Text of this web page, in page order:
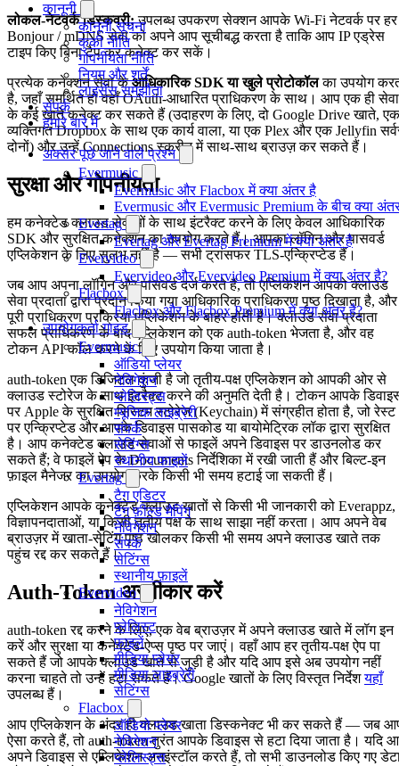
कानूनी
कानूनी सूचना
कुकी नीति
गोपनीयता नीति
नियम और शर्तें
लाइसेंस समझौता
संपर्क
हमारे बारे में
अक्सर पूछे जाने वाले प्रश्न
Evermusic
Evermusic और Flacbox में क्या अंतर है
Evermusic और Evermusic Premium के बीच क्या
Evertag
Evertag और Evertag Premium में क्या अंतर है
Evervideo
Evervideo और Evervideo Premium में क्या अंतर है?
Flacbox
Flacbox और Flacbox Premium में क्या अंतर है?
उपयोगकर्ता गाइड
Evermusic
ऑडियो प्लेयर
नेविगेशन
प्लेलिस्ट्स
म्यूजिक लाइब्रेरी
संपर्क
सेटिंग्स
स्थानीय फाइलें
Evertag
टैग एडिटर
टैग फ़ील्ड मैपिंग
नेविगेशन
संपर्क
सेटिंग्स
स्थानीय फ़ाइलें
Evervideo
नेविगेशन
प्लेलिस्ट
फाइलें
मीडिया प्लेयर
मीडिया लाइब्रेरी
सेटिंग्स
Flacbox
ऑडियो प्लेयर
नेविगेशन
प्लेलिस्ट्स
लोकल-नेटवर्क डिस्कवरी:उपलब्ध उपकरण सेक्शन आपके Wi-Fi नेटवर्क पर हर
Bonjour / mDNS सेवा को अपने आप सूचीबद्ध करता है ताकि आप IP एड्रेस
टाइप किए बिना टैप कर कनेक्ट कर सकें।
प्रत्येक कनेक्शन सेवा केआधिकारिक SDK या खुले प्रोटोकॉलका उपयोग
है, जहाँ समर्थित हो वहाँ OAuth-आधारित प्राधिकरण के साथ। आप एक ही सेवा
के कई खाते कनेक्ट कर सकते हैं (उदाहरण के लिए, दो Google Drive खाते, एक
व्यक्तिगत Dropbox के साथ एक कार्य वाला, या एक Plex और एक Jellyfin
दोनों) और उन्हें Connections स्क्रीन में साथ-साथ ब्राउज़ कर सकते हैं।
सुरक्षा और गोपनीयता
हम कनेक्टेड क्लाउड सेवाओं के साथ इंटरैक्ट करने के लिए केवल आधिकारिक
SDK और सुरक्षित कनेक्शन का उपयोग करते हैं। आपका लॉगिन और पासवर्ड
एप्लिकेशन के लिए सुलभ नहीं है — सभी ट्रांसफर TLS-एन्क्रिप्टेड हैं।
जब आप अपना लॉगिन और पासवर्ड दर्ज करते हैं, तो एप्लिकेशन आपको क्लाउड
सेवा प्रदाता द्वारा प्रदान किया गया आधिकारिक प्राधिकरण पृष्ठ दिखाता है, और
पूरी प्राधिकरण प्रक्रिया एप्लिकेशन के बाहर होती है। क्लाउड सेवा प्रदाता
सफल प्राधिकरण के बाद एप्लिकेशन को एक auth-token भेजता है, और वह
टोकन API कॉल करने के लिए उपयोग किया जाता है।
auth-token एक डिजिटल कुंजी है जो तृतीय-पक्ष एप्लिकेशन को आपकी ओर से
क्लाउड स्टोरेज के साथ इंटरैक्ट करने की अनुमति देती है। टोकन आपके
पर Apple के सुरक्षित सिस्टम स्टोरेज (Keychain) में संग्रहीत होता है, जो रेस्ट
पर एन्क्रिप्टेड और आपके डिवाइस पासकोड या बायोमेट्रिक लॉक द्वारा सुरक्षित
है। आप कनेक्टेड क्लाउड सेवाओं से फाइलें अपने डिवाइस पर डाउनलोड कर
सकते हैं; वे फाइलें ऐप के Documents निर्देशिका में रखी जाती हैं और बिल्ट-इन
फ़ाइल मैनेजर का उपयोग करके किसी भी समय हटाई जा सकती हैं।
एप्लिकेशन आपके कनेक्टेड क्लाउड खातों से किसी भी जानकारी को Everappz,
विज्ञापनदाताओं, या किसी तृतीय पक्ष के साथ साझा नहीं करता। आप अपने वेब
ब्राउज़र में खाता-सेटिंग पृष्ठ खोलकर किसी भी समय अपने क्लाउड खाते तक
पहुंच रद्द कर सकते हैं।
Auth-Token अस्वीकार करें
auth-token रद्द करने के लिए, एक वेब ब्राउज़र में अपने क्लाउड खाते में लॉग इन
करें और सुरक्षा या कनेक्टेड-ऐप्स पृष्ठ पर जाएं। वहाँ आप हर तृतीय-पक्ष ऐप पा
सकते हैं जो आपके क्लाउड खाते से जुड़ी है और यदि आप इसे अब उपयोग नहीं
करना चाहते तो उन्हें हटा सकते हैं। Google खातों के लिए विस्तृत निर्देशयहाँ
उपलब्ध हैं।
आप एप्लिकेशन के अंदर ही क्लाउड खाता डिस्कनेक्ट भी कर सकते हैं — जब
ऐसा करते हैं, तो auth-token तुरंत आपके डिवाइस से हटा दिया जाता है। यदि
अपने डिवाइस से एप्लिकेशन अनइंस्टॉल करते हैं, तो सभी डाउनलोड किए गए